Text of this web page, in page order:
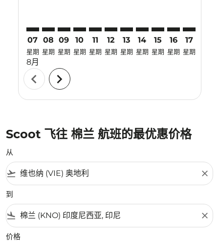
07
星期
8月
08
星期
09
星期
10
星期
11
星期
12
星期
13
星期
14
星期
15
星期
16
星期
17
星期
chevron_left chevron_right
Scoot 飞往 棉兰 航班的最优惠价格
从
flight_takeoff close
到
flight_land close
价格